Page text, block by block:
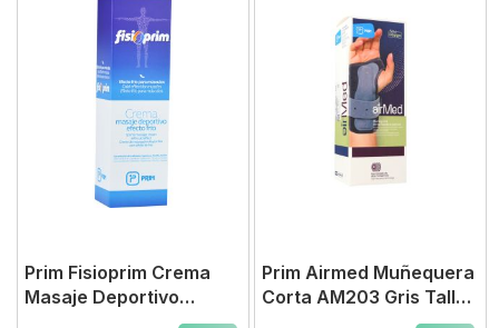
Prim Fisioprim Crema
Masaje Deportivo
Prim Airmed Muñequera
Corta AM203 Gris Talla